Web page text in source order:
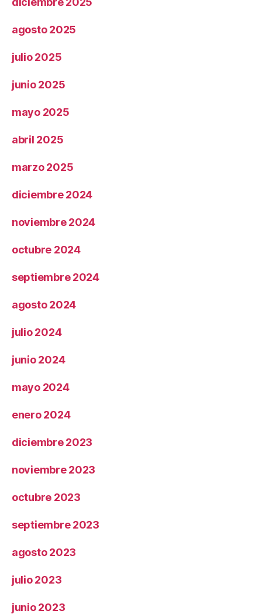
agosto 2025
julio 2025
junio 2025
mayo 2025
abril 2025
marzo 2025
diciembre 2024
noviembre 2024
octubre 2024
septiembre 2024
agosto 2024
julio 2024
junio 2024
mayo 2024
enero 2024
diciembre 2023
noviembre 2023
octubre 2023
septiembre 2023
agosto 2023
julio 2023
junio 2023